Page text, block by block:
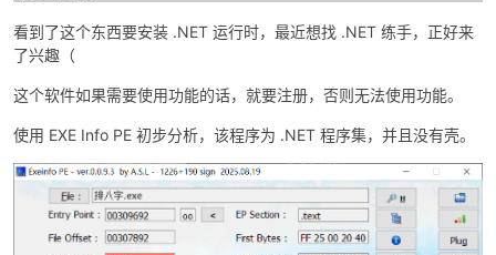
破
看到了这个东西要安装 .NET 运行时，最近想找 .NET 练手，正好来
了兴趣（
这个软件如果需要使用功能的话，就要注册，否则无法使用功能。
使用 EXE Info PE 初步分析，该程序为 .NET 程序集，并且没有壳。